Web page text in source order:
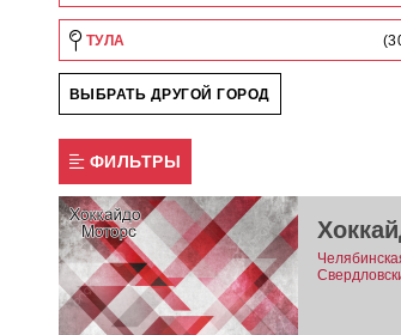
ТУЛА
ВЫБРАТЬ ДРУГОЙ ГОРОД
ФИЛЬТРЫ